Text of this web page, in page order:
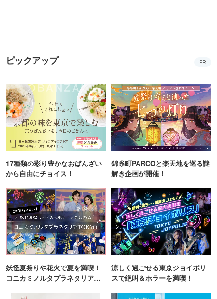
ピックアップ PR
17種類の彩り豊かなおばんざい
から自由にチョイス！
錦糸町PARCOと楽天地を巡る謎
解き企画が開催！
妖怪夏祭りや花火で夏を満喫！
コニカミノルタプラネタリア
涼しく過ごせる東京ジョイポリ
スで絶叫＆ホラーを満喫！